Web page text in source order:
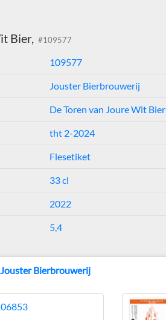
Bier, #109577
109577
Jouster Bierbrouwerij
De Toren van Joure Wit Bier
tht 2-2024
Flesetiket
33 cl
2022
5,4
Jouster Bierbrouwerij